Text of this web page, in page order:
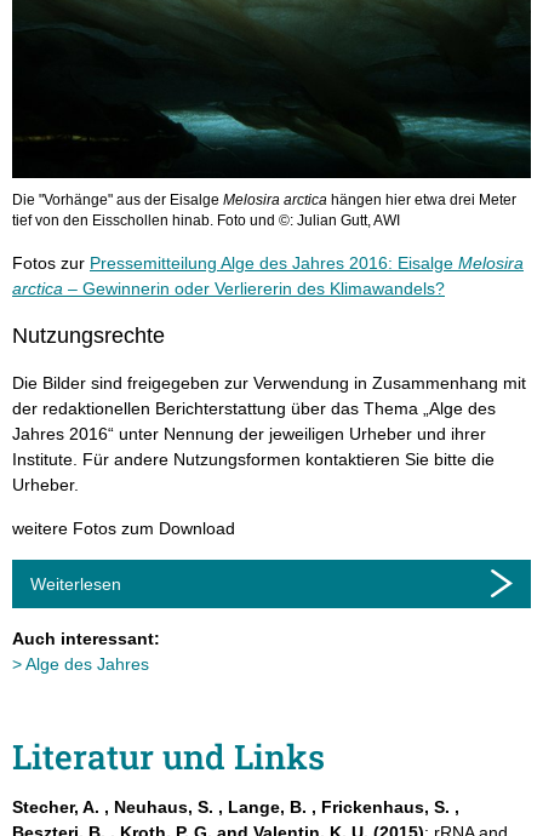
Die "Vorhänge" aus der Eisalge Melosira arctica hängen hier etwa drei Meter
tief von den Eisschollen hinab. Foto und ©: Julian Gutt, AWI
Fotos zur Pressemitteilung Alge des Jahres 2016: Eisalge Melosira
arctica – Gewinnerin oder Verliererin des Klimawandels?
Nutzungsrechte
Die Bilder sind freigegeben zur Verwendung in Zusammenhang mit
der redaktionellen Berichterstattung über das Thema „Alge des
Jahres 2016“ unter Nennung der jeweiligen Urheber und ihrer
Institute. Für andere Nutzungsformen kontaktieren Sie bitte die
Urheber.
weitere Fotos zum Download
Weiterlesen
Auch interessant:
Alge des Jahres
Literatur und Links
Stecher, A. , Neuhaus, S. , Lange, B. , Frickenhaus, S. ,